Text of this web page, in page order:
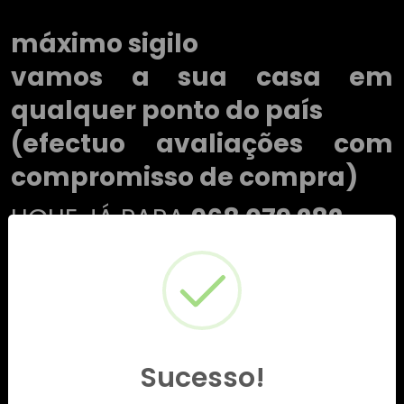
máximo sigilo
vamos a sua casa em
qualquer ponto do país
(efectuo avaliações com
compromisso de compra)
LIGUE JÁ PARA968 079 282
Sucesso!